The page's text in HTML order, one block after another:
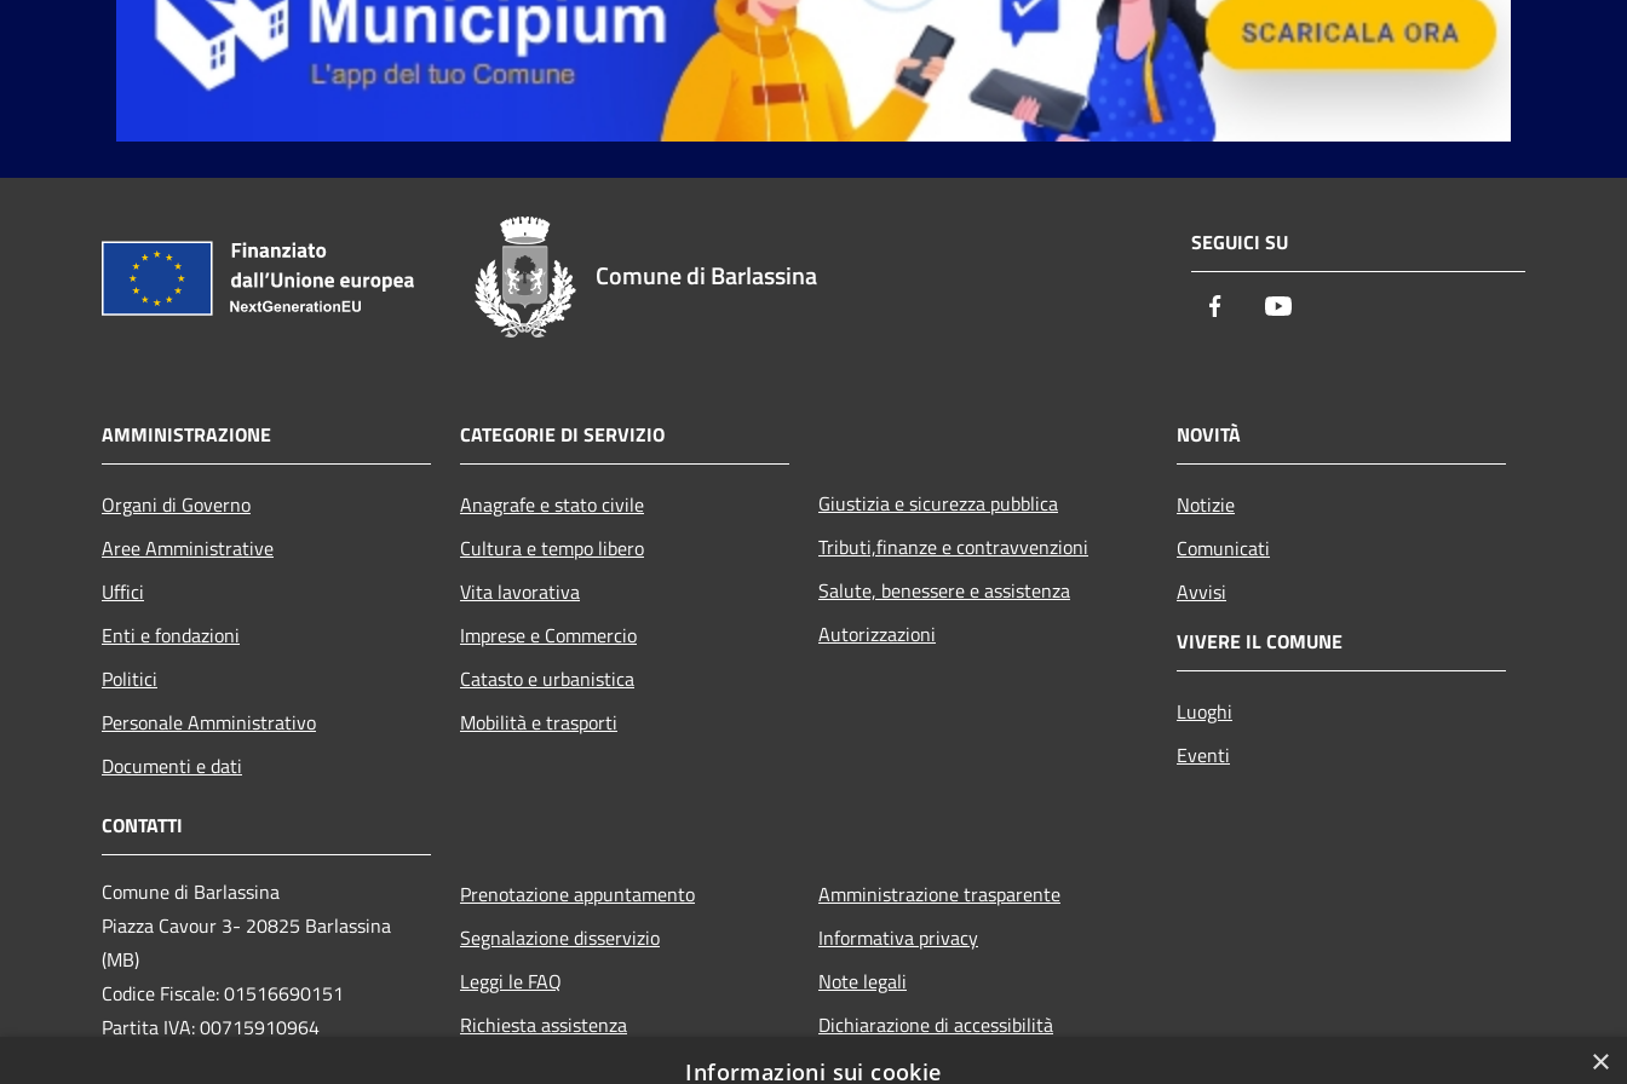
Comune di Barlassina
SEGUICI SU
Facebook
AMMINISTRAZIONE
Organi di Governo
Aree Amministrative
Uffici
Enti e fondazioni
Politici
Personale Amministrativo
Documenti e dati
CATEGORIE DI SERVIZIO
Anagrafe e stato civile
Cultura e tempo libero
Vita lavorativa
Imprese e Commercio
Catasto e urbanistica
Mobilità e trasporti
Giustizia e sicurezza pubblica
Tributi,finanze e contravvenzioni
Salute, benessere e assistenza
Autorizzazioni
NOVITÀ
Notizie
Comunicati
Avvisi
VIVERE IL COMUNE
Luoghi
Eventi
CONTATTI
Comune di Barlassina
Piazza Cavour 3- 20825 Barlassina
(MB)
Codice Fiscale: 01516690151
Partita IVA: 00715910964
Prenotazione appuntamento
Segnalazione disservizio
Leggi le FAQ
Richiesta assistenza
Amministrazione trasparente
Informativa privacy
Note legali
Dichiarazione di accessibilità
×
Informazioni sui cookie